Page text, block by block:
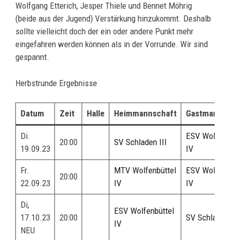
Wolfgang Etterich, Jesper Thiele und Bennet Möhrig
(beide aus der Jugend) Verstärkung hinzukommt. Deshalb
sollte vielleicht doch der ein oder andere Punkt mehr
eingefahren werden können als in der Vorrunde. Wir sind
gespannt.
Herbstrunde Ergebnisse
Datum Zeit Halle Heimmannschaft
Di.
19.09.23
20:00 SV Schladen III
ESV
IV
Fr.
22.09.23
20:00
MTV Wolfenbüttel
IV
ESV
IV
Di,
17.10.23
NEU
20:00
ESV Wolfenbüttel
IV
SV